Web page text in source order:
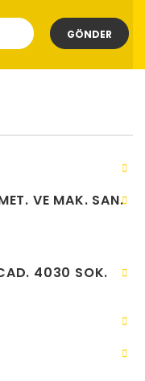
GÖNDER
VE MAK. SAN.
4030 SOK.